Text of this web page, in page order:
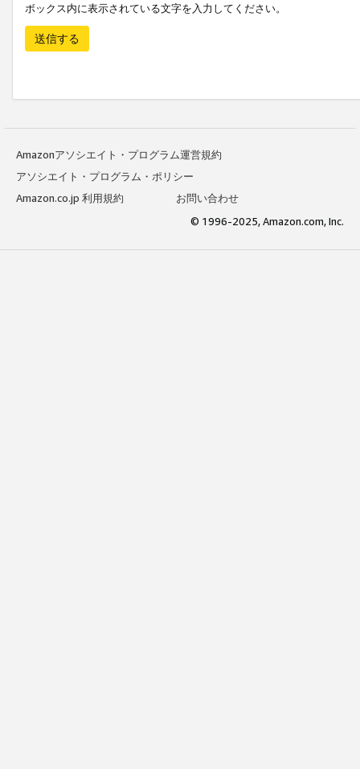
ボックス内に表示されている文字を入力してください。
送信する
Amazonアソシエイト・プログラム運営規約
アソシエイト・プログラム・ポリシー
Amazon.co.jp 利用規約
お問い合わせ
© 1996-2025, Amazon.com, Inc.